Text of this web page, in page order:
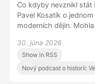
Co kdyby nevznikl stát
Pavel Kosatík o
moderních dějin.
vybudovat dva státy,
A proč je právě Česko
Izraele?
30. júna 2026
Show in RSS
Nový podcast o historii: